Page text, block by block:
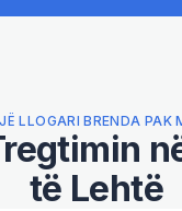
LLOGARI BRENDA PAK
të Lehtë